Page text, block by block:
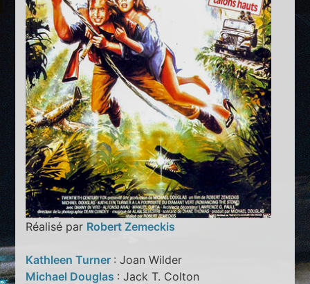
Réalisé par Robert Zemeckis
Kathleen Turner : Joan Wilder
Michael Douglas : Jack T. Colton